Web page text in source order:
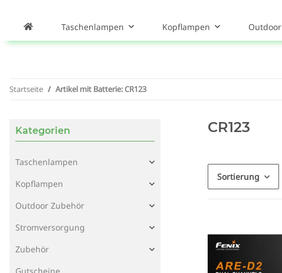
Taschenlampen Kopflampen
Startseite Artikel mit Batterie: CR123
CR123
Sortierung
Kategorien
Taschenlampen
Kopflampen
Outdoor Zubehör
Stromversorgung
Zubehör